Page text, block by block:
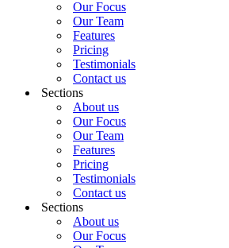
Our Focus
Our Team
Features
Pricing
Testimonials
Contact us
Sections
About us
Our Focus
Our Team
Features
Pricing
Testimonials
Contact us
Sections
About us
Our Focus